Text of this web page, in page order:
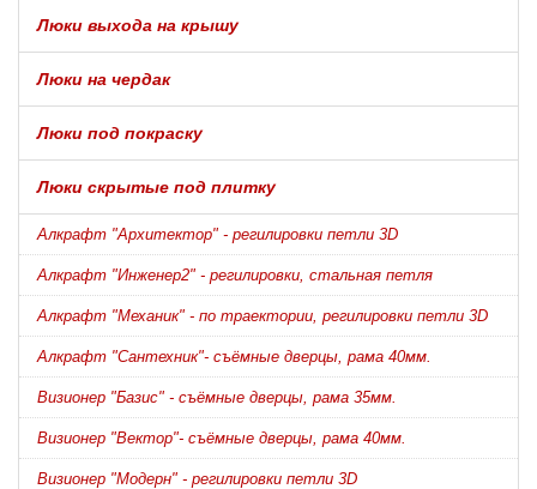
Люки выхода на крышу
Люки на чердак
Люки под покраску
Люки скрытые под плитку
Алкрафт "Архитектор" - регилировки петли 3D
Алкрафт "Инженер2" - регилировки, стальная петля
Алкрафт "Механик" - по траектории, регилировки петли 3D
Алкрафт "Сантехник"- съёмные дверцы, рама 40мм.
Визионер "Базис" - съёмные дверцы, рама 35мм.
Визионер "Вектор"- съёмные дверцы, рама 40мм.
Визионер "Модерн" - регилировки петли 3D